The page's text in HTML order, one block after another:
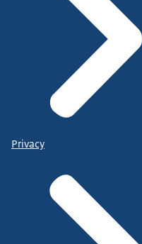
Privacy